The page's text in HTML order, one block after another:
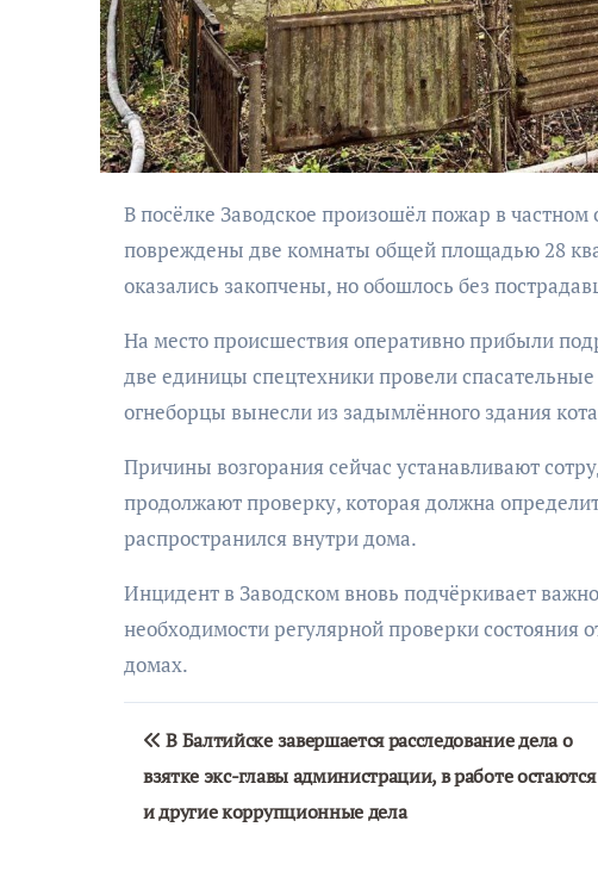
В посёлке Заводское произошёл пожар в частном одноэтажном жилом доме, где огнём были полностью
повреждены две комнаты общей площадью 28
оказались закопчены, но обошлось без
На место происшествия оперативно прибыли
две единицы спецтехники провели
огнеборцы вынесли из задымлённого здания
Причины возгорания сейчас устанавливают
продолжают проверку, которая должна
распространился внутри дома.
Инцидент в Заводском вновь подчёркивает
необходимости регулярной проверки состояния
домах.
Навигация
по
записям
В Балтийске завершается расследование дела о
взятке экс-главы администрации, в работе остаются
и другие коррупционные дела
АФИША
Музыкально-
поэтический
моноспектакль
«Исповедь в четыре
четверти пути»